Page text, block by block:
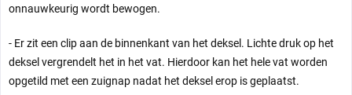
onnauwkeurig wordt bewogen.
- Er zit een clip aan de binnenkant van het deksel. Lichte druk op het
deksel vergrendelt het in het vat. Hierdoor kan het hele vat worden
opgetild met een zuignap nadat het deksel erop is geplaatst.